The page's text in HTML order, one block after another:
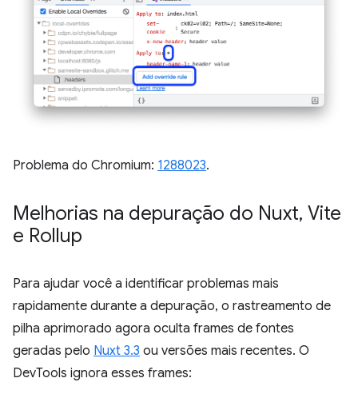
Problema do Chromium: 1288023.
Melhorias na depuração do Nuxt, Vite
e Rollup
Para ajudar você a identificar problemas mais
rapidamente durante a depuração, o rastreamento de
pilha aprimorado agora oculta frames de fontes
geradas pelo Nuxt 3.3 ou versões mais recentes. O
DevTools ignora esses frames: